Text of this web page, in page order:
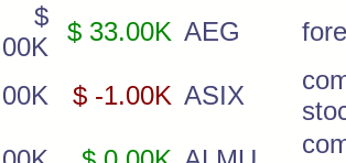
$
$ 33.00K AEG
$ -1.00K ASIX